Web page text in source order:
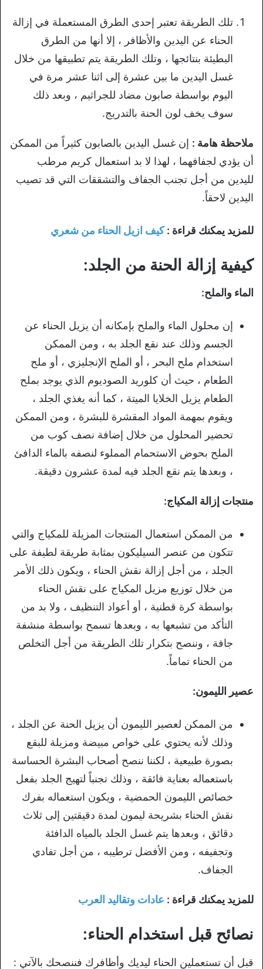
تلك الطريقة تعتبر إحدى الطرق المستعملة في إزالة
الحناء عن اليدين والأظافر ، إلا أنها من الطرق
البطيئة بنتائجها ، وتلك الطريقة يتم تطبيقها من خلال
غسل اليدين ما بين عشرة إلى اثنا عشر مرة في
اليوم بواسطة صابون مضاد للجراثيم ، وبعد ذلك
سوف يخف لون الحنة بالتدريج.
ملاحظة هامة : إن غسل اليدين بالصابون كثيراً من الممكن
أن يؤدي لجفافهما ، لهذا لا بد استعمال كريم مرطب
لليدين من أجل تجنب الجفاف والتشققات التي قد تصيب
اليدين لاحقاً.
للمزيد يمكنك قراءة :كيف ازيل الحناء من شعري
كيفية إزالة الحنة من الجلد:
الماء والملح:
إن محلول الماء والملح بإمكانه أن يزيل الحناء عن
الجسم وذلك عند نقع الجلد به ، ومن الممكن
استخدام ملح البحر ، أو الملح الإنجليزي ، أو ملح
الطعام ، حيث أن كلوريد الصوديوم الذي يوجد بملح
الطعام يزيل الخلايا الميتة ، كما أنه يغذي الجلد ،
ويقوم بمهمة المواد المقشرة للبشرة ، ومن الممكن
تحضير المحلول من خلال إضافة نصف كوب من
الملح بحوض الاستحمام المملوء لنصفه بالماء الدافئ
، وبعدها يتم نقع الجلد فيه لمدة عشرون دقيقة.
منتجات إزالة المكياج:
من الممكن استعمال المنتجات المزيلة للمكياج والتي
تتكون من عنصر السيليكون بمثابة طريقة لطيفة على
الجلد ، من أجل إزالة نقش الحناء ، ويكون ذلك الأمر
من خلال توزيع مزيل المكياج على نقش الحناء
بواسطة كرة قطنية ، أو أعواد التنظيف ، ولا بد من
التأكد من تشبعها به ، وبعدها تسمح بواسطة منشفة
جافة ، وننصح بتكرار تلك الطريقة من أجل التخلص
من الحناء تماماً.
عصير الليمون:
من الممكن لعصير الليمون أن يزيل الحنة عن الجلد ،
وذلك لأنه يحتوي على خواص مبيضة ومزيلة للبقع
بصورة طبيعية ، لكننا ننصح أصحاب البشرة الحساسة
باستعماله بعناية فائقة ، وذلك تجنباً لتهيج الجلد بفعل
خصائص الليمون الحمضية ، ويكون استعماله بفرك
نقش الحناء بشريحة ليمون لمدة دقيقتين إلى ثلاث
دقائق ، وبعدها يتم غسل الجلد بالمياه الدافئة
وتجفيفه ، ومن الأفضل ترطيبه ، من أجل تفادي
الجفاف.
للمزيد يمكنك قراءة : عادات وتقاليد العرب
نصائح قبل استخدام الحناء:
قبل أن تستعملين الحناء ليديك وأظافرك فننصحك بالآتي :